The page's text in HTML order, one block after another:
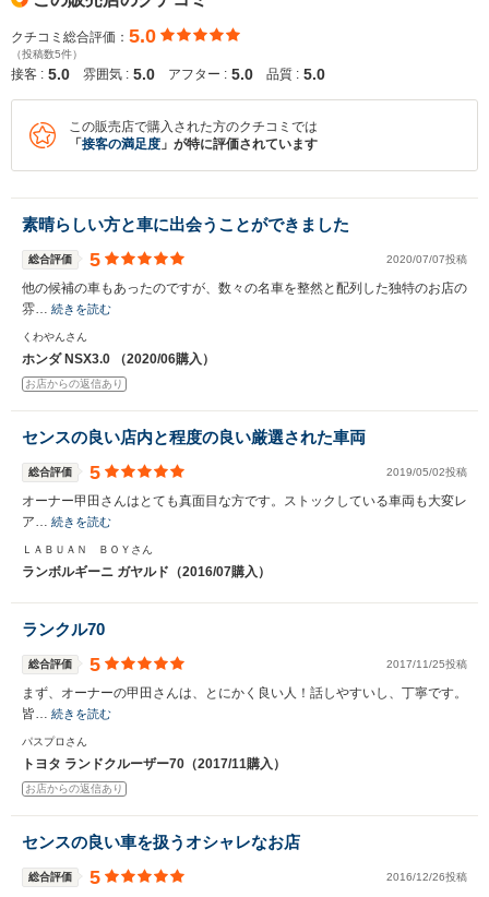
クチコミ総合評価： 5.0
（投稿数5件）
接客 : 5.0 雰囲気 : 5.0 アフター : 5.0 品質 : 5.0
この販売店で購入された方のクチコミでは
「 接客の満足度 」が特に評価されています
素晴らしい方と車に出会うことができました
総合評価 5 2020/07/07投稿
他の候補の車もあったのですが、数々の名車を整然と配列した独特のお店の
雰… 続きを読む
くわやんさん
ホンダ NSX3.0 （2020/06購入）
お店からの返信あり
センスの良い店内と程度の良い厳選された車両
総合評価 5 2019/05/02投稿
オーナー甲田さんはとても真面目な方です。ストックしている車両も大変レ
ア… 続きを読む
ＬＡＢＵＡＮ ＢＯＹさん
ランボルギーニ ガヤルド（2016/07購入）
ランクル70
総合評価 5 2017/11/25投稿
まず、オーナーの甲田さんは、とにかく良い人！話しやすいし、丁寧です。
皆… 続きを読む
パスプロさん
トヨタ ランドクルーザー70（2017/11購入）
お店からの返信あり
センスの良い車を扱うオシャレなお店
総合評価 5 2016/12/26投稿